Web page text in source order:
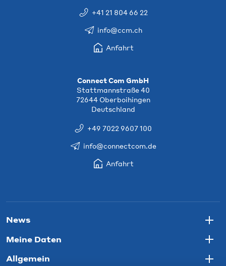
+41 21 804 66 22
info@ccm.ch
Anfahrt
Connect Com GmbH
Stattmannstraße 40
72644 Oberboihingen
Deutschland
+49 7022 9607 100
info@connectcom.de
Anfahrt
News
Meine Daten
Allgemein